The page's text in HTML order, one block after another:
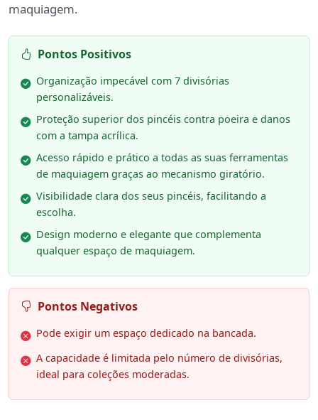
maquiagem.
Pontos Positivos
Organização impecável com 7 divisórias
personalizáveis.
Proteção superior dos pincéis contra poeira e danos
com a tampa acrílica.
Acesso rápido e prático a todas as suas ferramentas
de maquiagem graças ao mecanismo giratório.
Visibilidade clara dos seus pincéis, facilitando a
escolha.
Design moderno e elegante que complementa
qualquer espaço de maquiagem.
Pontos Negativos
Pode exigir um espaço dedicado na bancada.
A capacidade é limitada pelo número de divisórias,
ideal para coleções moderadas.